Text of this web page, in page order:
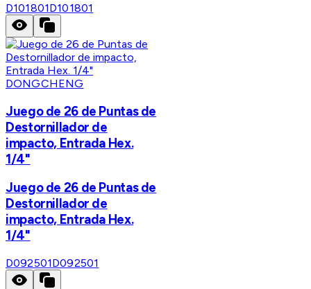
D101801D101801
DONGCHENG
Juego de 26 de Puntas de
Destornillador de
impacto, Entrada Hex.
1/4"
Juego de 26 de Puntas de
Destornillador de
impacto, Entrada Hex.
1/4"
D092501D092501